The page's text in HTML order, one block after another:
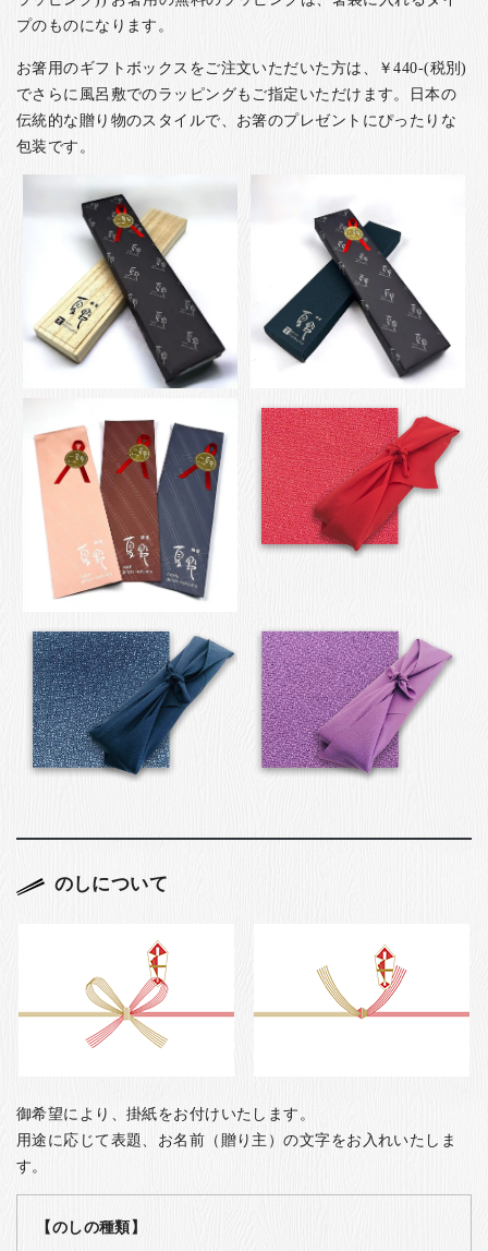
プのものになります。
お箸用のギフトボックスをご注文いただいた方は、￥440-(税別)
でさらに風呂敷でのラッピングもご指定いただけます。日本の
伝統的な贈り物のスタイルで、お箸のプレゼントにぴったりな
包装です。
のしについて
御希望により、掛紙をお付けいたします。
用途に応じて表題、お名前（贈り主）の文字をお入れいたしま
す。
【のしの種類】